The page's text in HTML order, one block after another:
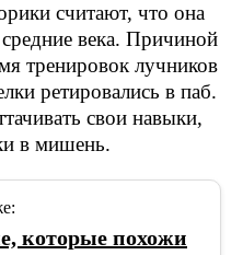
считают, что она
века. Причиной
тренировок лучников
ретировались в паб.
свои навыки,
в мишень.
которые похожи